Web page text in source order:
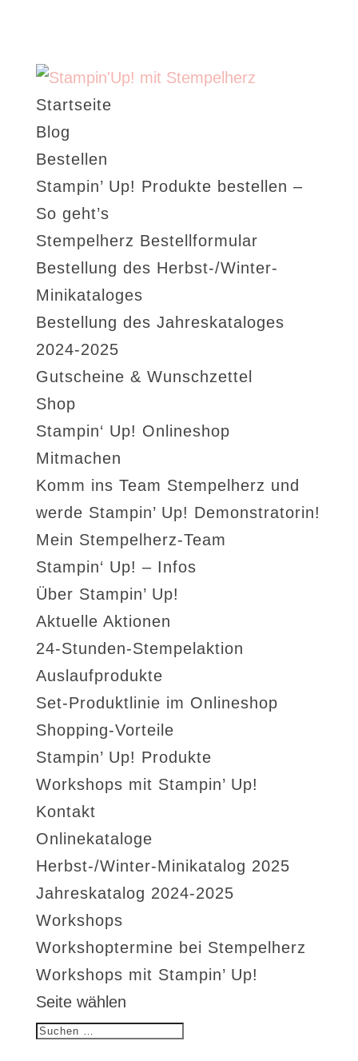
Startseite
Blog
Bestellen
Stampin’ Up! Produkte bestellen –
So geht’s
Stempelherz Bestellformular
Bestellung des Herbst-/Winter-
Minikataloges
Bestellung des Jahreskataloges
2024-2025
Gutscheine & Wunschzettel
Shop
Stampin‘ Up! Onlineshop
Mitmachen
Komm ins Team Stempelherz und
werde Stampin’ Up! Demonstratorin!
Mein Stempelherz-Team
Stampin‘ Up! – Infos
Über Stampin’ Up!
Aktuelle Aktionen
24-Stunden-Stempelaktion
Auslaufprodukte
Set-Produktlinie im Onlineshop
Shopping-Vorteile
Stampin’ Up! Produkte
Workshops mit Stampin’ Up!
Kontakt
Onlinekataloge
Herbst-/Winter-Minikatalog 2025
Jahreskatalog 2024-2025
Workshops
Workshoptermine bei Stempelherz
Workshops mit Stampin’ Up!
Seite wählen